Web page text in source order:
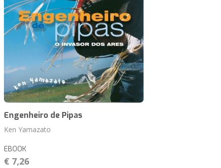
Engenheiro de Pipas
Ken Yamazato
EBOOK
€ 7,26